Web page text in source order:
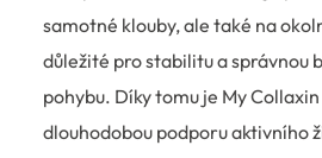
samotné klouby, ale také na
důležité pro stabilitu a správnou
pohybu. Díky tomu je My
dlouhodobou podporu aktivního